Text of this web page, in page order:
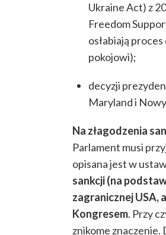
Ukraine Act) z
Freedom
osłabiają
pokojowi);
decyzji
Maryland i
Na złagodzenia
Parlament musi
opisana jest w
sankcji (na
zagranicznej USA,
Kongresem. Przy
znikome znaczenie.